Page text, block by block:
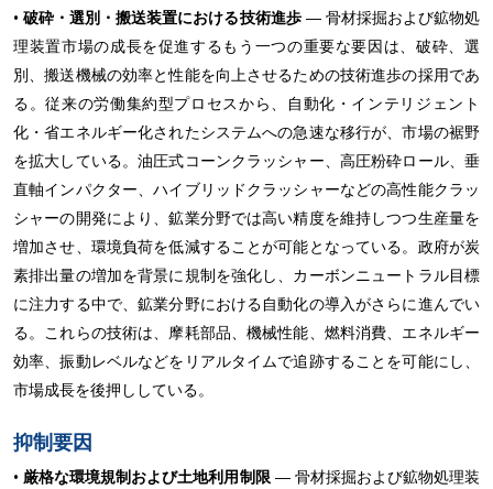
•破砕・選別・搬送装置における技術進歩― 骨材採掘および鉱物処
理装置市場の成長を促進するもう一つの重要な要因は、破砕、選
別、搬送機械の効率と性能を向上させるための技術進歩の採用であ
る。従来の労働集約型プロセスから、自動化・インテリジェント
化・省エネルギー化されたシステムへの急速な移行が、市場の裾野
を拡大している。油圧式コーンクラッシャー、高圧粉砕ロール、垂
直軸インパクター、ハイブリッドクラッシャーなどの高性能クラッ
シャーの開発により、鉱業分野では高い精度を維持しつつ生産量を
増加させ、環境負荷を低減することが可能となっている。政府が炭
素排出量の増加を背景に規制を強化し、カーボンニュートラル目標
に注力する中で、鉱業分野における自動化の導入がさらに進んでい
る。これらの技術は、摩耗部品、機械性能、燃料消費、エネルギー
効率、振動レベルなどをリアルタイムで追跡することを可能にし、
市場成長を後押ししている。
抑制要因
•厳格な環境規制および土地利用制限― 骨材採掘および鉱物処理装